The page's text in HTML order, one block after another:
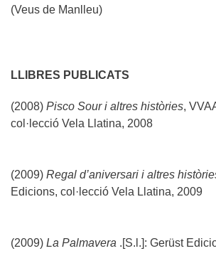
(Veus de Manlleu)
LLIBRES PUBLICATS
(2008) Pisco Sour i altres històries,
col·lecció Vela Llatina, 2008
(2009) Regal d’aniversari i altres
Edicions, col·lecció Vela Llatina, 2009
(2009) La Palmavera .[S.l.]: Gerüst